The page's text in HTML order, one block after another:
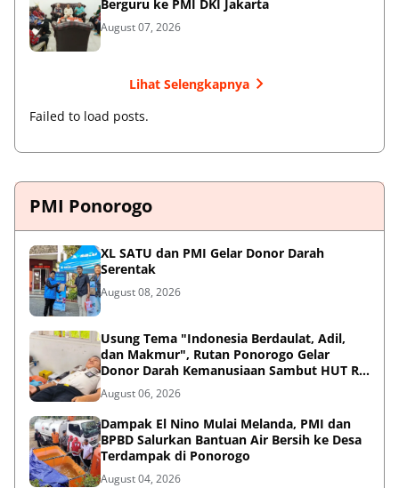
Berguru ke PMI DKI Jakarta
August 07, 2026
Lihat Selengkapnya
Failed to load posts.
PMI Ponorogo
XL SATU dan PMI Gelar Donor Darah
Serentak
August 08, 2026
Usung Tema "Indonesia Berdaulat, Adil,
dan Makmur", Rutan Ponorogo Gelar
Donor Darah Kemanusiaan Sambut HUT RI
ke-81
August 06, 2026
Dampak El Nino Mulai Melanda, PMI dan
BPBD Salurkan Bantuan Air Bersih ke Desa
Terdampak di Ponorogo
August 04, 2026